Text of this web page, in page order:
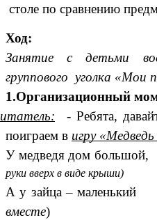
столе по сравнению
Ход:
Занятие с детьми
группового уголка «Мои
1.Организационный
- Ребята,
поиграем в игру
У медведя дом
руки вверх в виде крыши)
А у зайца –
вместе)